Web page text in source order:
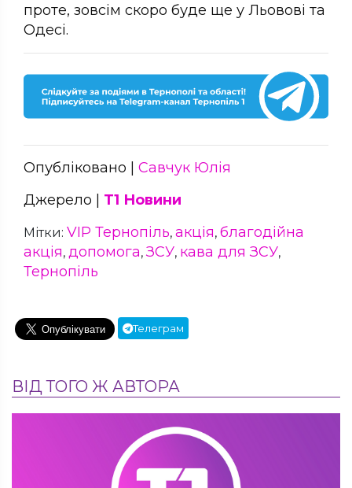
проте, зовсім скоро буде ще у Льовові та
Одесі.
Опубліковано | Савчук Юлія
Джерело | Т1 Новини
Мітки: VIP Тернопіль, акція, благодійна
акція, допомога, ЗСУ, кава для ЗСУ,
Тернопіль
Телеграм
ВІД ТОГО Ж АВТОРА